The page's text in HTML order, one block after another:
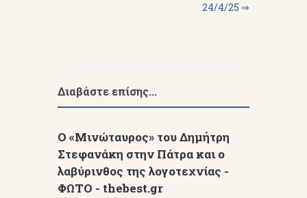
24/4/25 ⇒
Διαβάστε επίσης...
O «Μινώταυρος» του Δημήτρη
Στεφανάκη στην Πάτρα και ο
λαβύρινθος της λογοτεχνίας -
ΦΩΤΟ - thebest.gr